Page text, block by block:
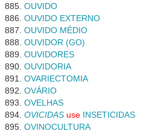
OUVIDO
OUVIDO EXTERNO
OUVIDO MÉDIO
OUVIDOR (GO)
OUVIDORES
OUVIDORIA
OVARIECTOMIA
OVÁRIO
OVELHAS
OVICIDAS use INSETICIDAS
OVINOCULTURA